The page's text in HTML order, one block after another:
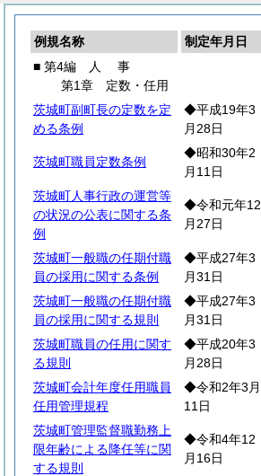
例規名称 制定年月日
■ 第4編
人 事
第1章 定数・任用
茨城町副町長の定数を定
める条例
◆平成19年3
月28日
茨城町職員定数条例
◆昭和30年2
月11日
茨城町人事行政の運営等
の状況の公表に関する条
例
◆令和元年12
月27日
茨城町一般職の任期付職
員の採用に関する条例
◆平成27年3
月31日
茨城町一般職の任期付職
員の採用に関する規則
◆平成27年3
月31日
茨城町職員の任用に関す
る規則
◆平成20年3
月28日
茨城町会計年度任用職員
任用管理規程
◆令和2年3月
11日
茨城町管理監督職勤務上
限年齢による降任等に関
する規則
◆令和4年12
月16日